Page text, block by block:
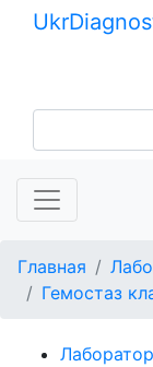
Ukr
Главная
Гемостаз